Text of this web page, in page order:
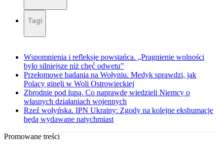
Tagi
Wspomnienia i refleksje powstańca. „Pragnienie wolności
było silniejsze niż chęć odwetu”
Przełomowe badania na Wołyniu. Medyk sprawdzi, jak
Polacy ginęli w Woli Ostrowieckiej
Zbrodnie pod lupą. Co naprawdę wiedzieli Niemcy o
własnych działaniach wojennych
Rzeź wołyńska. IPN Ukrainy: Zgody na kolejne ekshumacje
będą wydawane natychmiast
Promowane treści